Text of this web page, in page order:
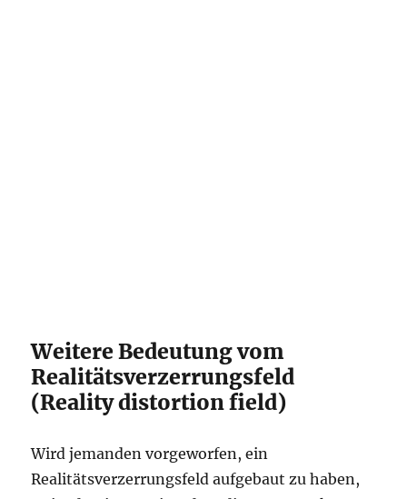
Weitere Bedeutung vom
Realitätsverzerrungsfeld
(Reality distortion field)
Wird jemanden vorgeworfen, ein
Realitätsverzerrungsfeld aufgebaut zu haben,